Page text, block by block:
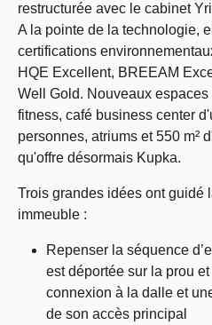
restructurée avec le cabinet
A la pointe de la technologie,
certifications
HQE Excellent, BREEAM
Well Gold. Nouveaux
fitness, café business center
personnes, atriums et 550 m²
qu'offre désormais Kupka.
Trois grandes idées ont guidé
immeuble :
Repenser la séquence
est déportée sur la prou
connexion à la dalle et
de son accès principal